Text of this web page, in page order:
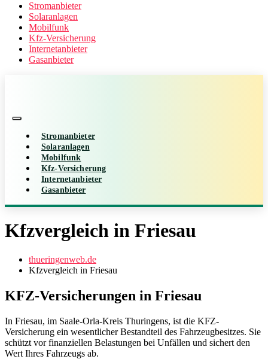
Stromanbieter
Solaranlagen
Mobilfunk
Kfz-Versicherung
Internetanbieter
Gasanbieter
Stromanbieter
Solaranlagen
Mobilfunk
Kfz-Versicherung
Internetanbieter
Gasanbieter
Kfzvergleich in Friesau
thueringenweb.de
Kfzvergleich in Friesau
KFZ-Versicherungen in Friesau
In Friesau, im Saale-Orla-Kreis Thuringens, ist die KFZ-
Versicherung ein wesentlicher Bestandteil des Fahrzeugbesitzes. Sie
schützt vor finanziellen Belastungen bei Unfällen und sichert den
Wert Ihres Fahrzeugs ab.